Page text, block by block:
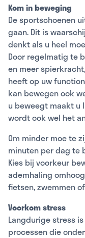
Kom in beweging
De sportschoenen
gaan. Dit is
denkt als u heel
Door regelmatig te
en meer
heeft op uw
kan bewegen ook
u beweegt maakt u
wordt ook wel het
Om minder moe te
minuten per dag te
Kies bij voorkeur
ademhaling
fietsen, zwemmen
Voorkom stress
Langdurige stress
processen die